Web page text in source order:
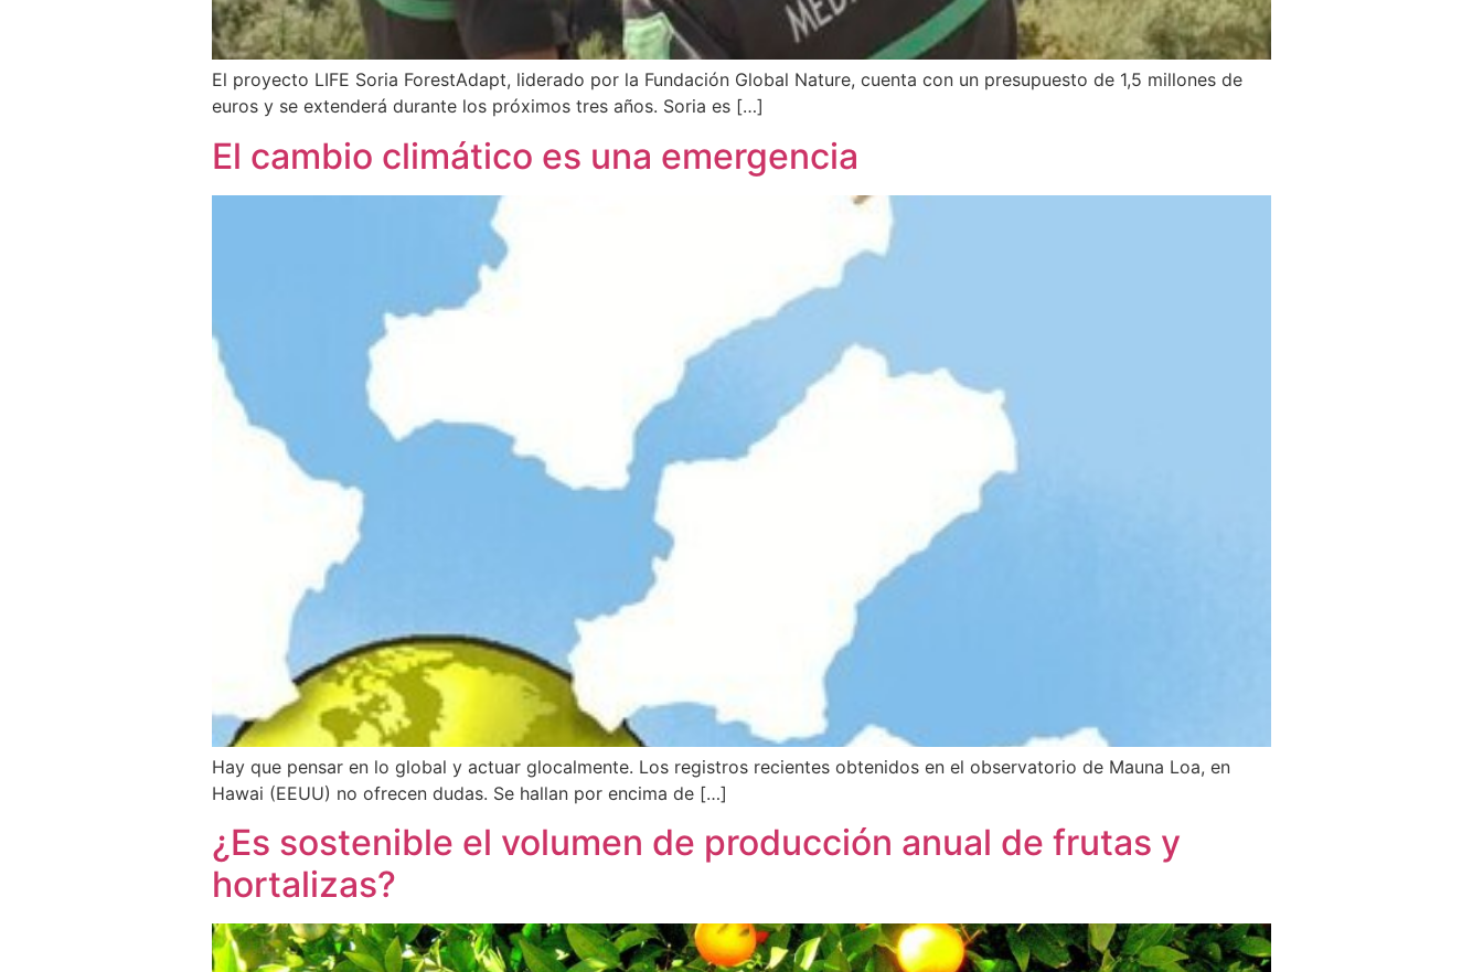
El proyecto LIFE Soria ForestAdapt, liderado por la Fundación Global Nature, cuenta con un presupuesto de 1,5 millones de
euros y se extenderá durante los próximos tres años. Soria es […]
El cambio climático es una emergencia
Hay que pensar en lo global y actuar glocalmente. Los registros recientes obtenidos en el observatorio de Mauna Loa, en
Hawai (EEUU) no ofrecen dudas. Se hallan por encima de […]
¿Es sostenible el volumen de producción anual de frutas y
hortalizas?